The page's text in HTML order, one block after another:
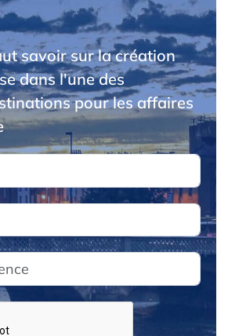
savoir sur la création
dans l'une des
pour les affaires